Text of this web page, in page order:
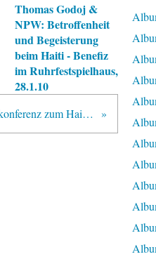
Thomas Godoj &
NPW: Betroffenheit
und Begeisterung
beim Haiti - Benefiz
im Ruhrfestspielhaus,
28.1.10
Thomas Godoj - Pressekonferenz zum Haiti Benefizkonzert am 28.1.10, Ruhrfestspielhaus Recklinghausen